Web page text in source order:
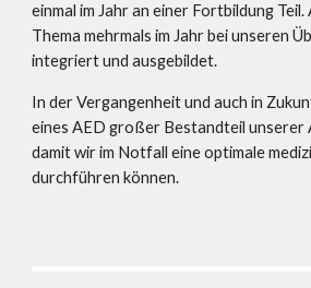
einmal im Jahr an einer Fortbildung
Thema mehrmals im Jahr bei unseren
integriert und ausgebildet.
In der Vergangenheit und auch in
eines AED großer Bestandteil unserer
damit wir im Notfall eine optimale
durchführen können.